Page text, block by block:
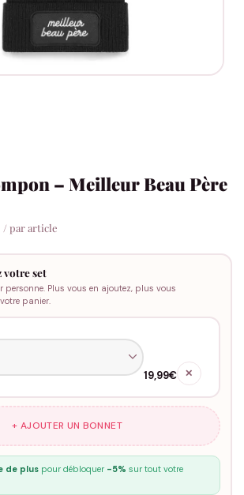
– Meilleur Beau Père
/ par article
votre set
personne. Plus vous en ajoutez, plus vous
panier.
19,99€ ✕
+ AJOUTER UN BONNET
de pluspour débloquer -5% sur tout votre